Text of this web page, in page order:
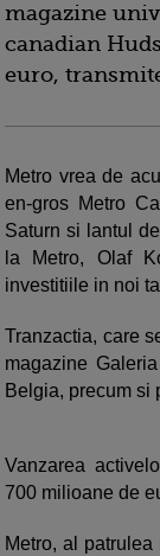
magazine
canadian
euro,
Metro vrea de
en-gros Metro
Saturn si lantul
la Metro, Olaf
investitiile in noi
Tranzactia, care
magazine
Belgia, precum si
Vanzarea
700 milioane de
Metro, al